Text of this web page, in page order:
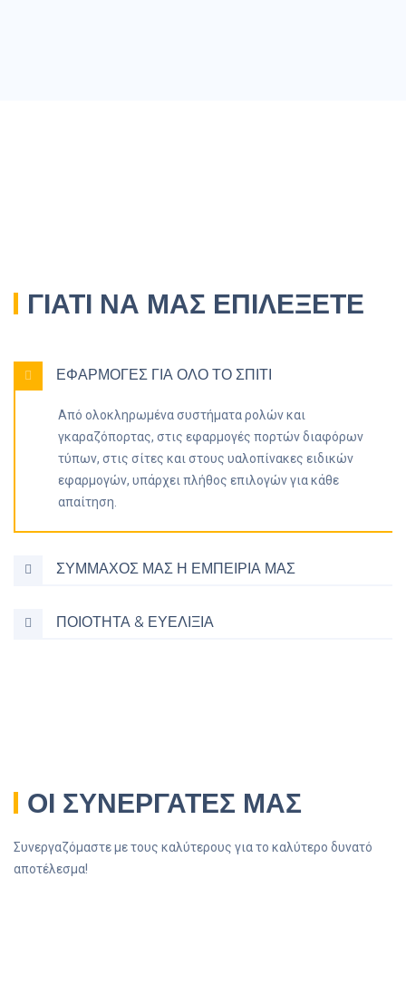
ΓΙΑΤΙ ΝΑ ΜΑΣ ΕΠΙΛΕΞΕΤΕ
ΕΦΑΡΜΟΓΕΣ ΓΙΑ ΟΛΟ ΤΟ ΣΠΙΤΙ
Από ολοκληρωμένα συστήματα ρολών και
γκαραζόπορτας, στις εφαρμογές πορτών διαφόρων
τύπων, στις σίτες και στους υαλοπίνακες ειδικών
εφαρμογών, υπάρχει πλήθος επιλογών για κάθε
απαίτηση.
ΣΥΜΜΑΧΟΣ ΜΑΣ Η ΕΜΠΕΙΡΙΑ ΜΑΣ
ΠΟΙΟΤΗΤΑ & ΕΥΕΛΙΞΙΑ
ΟΙ ΣΥΝΕΡΓΑΤΕΣ ΜΑΣ
Συνεργαζόμαστε με τους καλύτερους για το καλύτερο δυνατό
αποτέλεσμα!